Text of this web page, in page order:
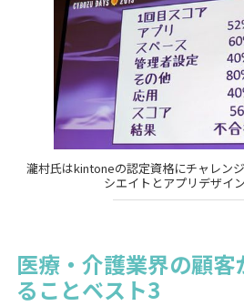
瀧村氏はkintoneの認定資格にチャレン
シエイトとアプリデザイ
医療・介護業界の顧
ることベスト3